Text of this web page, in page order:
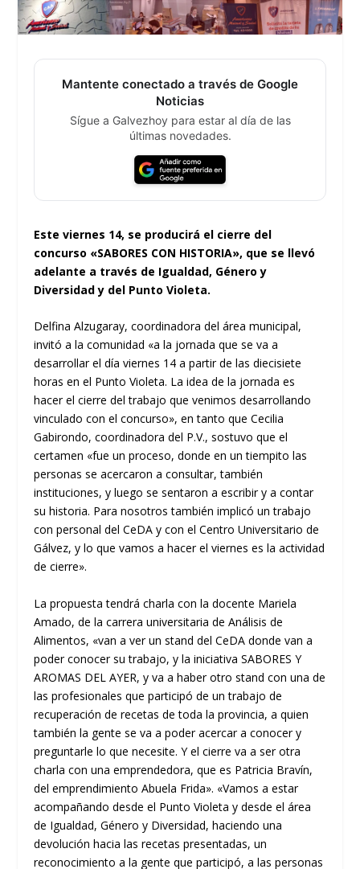
Mantente conectado a través de Google
Noticias
Sígue a Galvezhoy para estar al día de las
últimas novedades.
Este viernes 14, se producirá el cierre del
concurso «SABORES CON HISTORIA», que se llevó
adelante a través de Igualdad, Género y
Diversidad y del Punto Violeta.
Delfina Alzugaray, coordinadora del área municipal,
invitó a la comunidad «a la jornada que se va a
desarrollar el día viernes 14 a partir de las diecisiete
horas en el Punto Violeta. La idea de la jornada es
hacer el cierre del trabajo que venimos desarrollando
vinculado con el concurso», en tanto que Cecilia
Gabirondo, coordinadora del P.V., sostuvo que el
certamen «fue un proceso, donde en un tiempito las
personas se acercaron a consultar, también
instituciones, y luego se sentaron a escribir y a contar
su historia. Para nosotros también implicó un trabajo
con personal del CeDA y con el Centro Universitario de
Gálvez, y lo que vamos a hacer el viernes es la actividad
de cierre».
La propuesta tendrá charla con la docente Mariela
Amado, de la carrera universitaria de Análisis de
Alimentos, «van a ver un stand del CeDA donde van a
poder conocer su trabajo, y la iniciativa SABORES Y
AROMAS DEL AYER, y va a haber otro stand con una de
las profesionales que participó de un trabajo de
recuperación de recetas de toda la provincia, a quien
también la gente se va a poder acercar a conocer y
preguntarle lo que necesite. Y el cierre va a ser otra
charla con una emprendedora, que es Patricia Bravín,
del emprendimiento Abuela Frida». «Vamos a estar
acompañando desde el Punto Violeta y desde el área
de Igualdad, Género y Diversidad, haciendo una
devolución hacia las recetas presentadas, un
reconocimiento a la gente que participó, a las personas